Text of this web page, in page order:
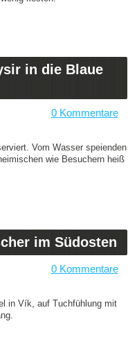
in die Blaue
0 Kommentare
Vom Wasser speienden
wie Besuchern heiß
im Südosten
0 Kommentare
in Vík, auf Tuchfühlung mit